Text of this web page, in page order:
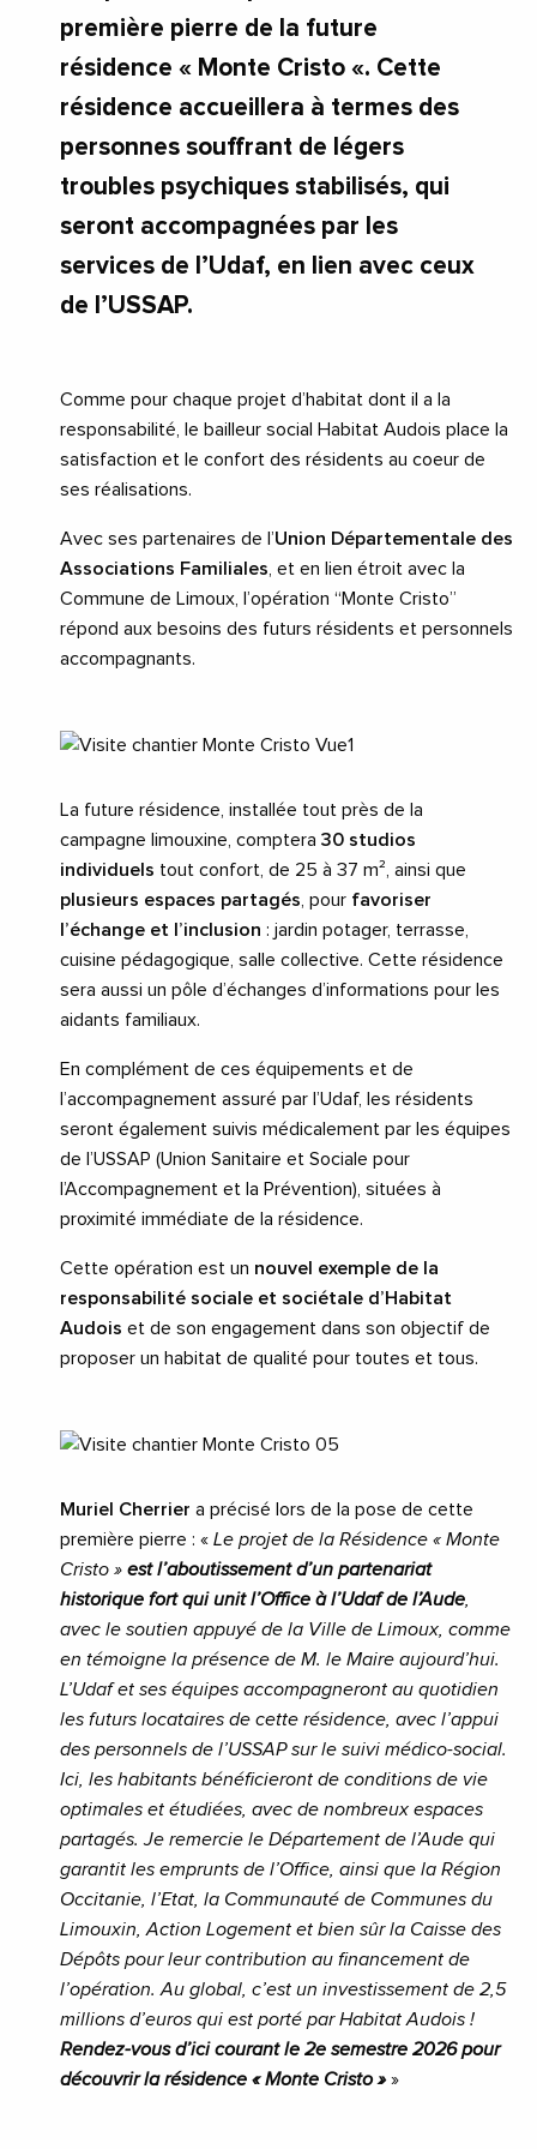
première pierre de la future
résidence « Monte Cristo «. Cette
résidence accueillera à termes des
personnes souffrant de légers
troubles psychiques stabilisés, qui
seront accompagnées par les
services de l’Udaf, en lien avec ceux
de l’USSAP.
Comme pour chaque projet d’habitat dont il a la
responsabilité, le bailleur social Habitat Audois place la
satisfaction et le confort des résidents au coeur de
ses réalisations.
Avec ses partenaires de l’Union Départementale des
Associations Familiales , et en lien étroit avec la
Commune de Limoux, l’opération “Monte Cristo”
répond aux besoins des futurs résidents et personnels
accompagnants.
La future résidence, installée tout près de la
campagne limouxine, comptera 30 studios
individuels tout confort, de 25 à 37 m², ainsi que
plusieurs espaces partagés , pour favoriser
l’échange et l’inclusion : jardin potager, terrasse,
cuisine pédagogique, salle collective. Cette résidence
sera aussi un pôle d’échanges d’informations pour les
aidants familiaux.
En complément de ces équipements et de
l’accompagnement assuré par l’Udaf, les résidents
seront également suivis médicalement par les équipes
de l’USSAP (Union Sanitaire et Sociale pour
l’Accompagnement et la Prévention), situées à
proximité immédiate de la résidence.
Cette opération est un nouvel exemple de la
responsabilité sociale et sociétale d’Habitat
Audois et de son engagement dans son objectif de
proposer un habitat de qualité pour toutes et tous.
Muriel Cherrier a précisé lors de la pose de cette
première pierre : « Le projet de la Résidence « Monte
Cristo » est l’aboutissement d’un partenariat
historique fort qui unit l’Office à l’Udaf de l’Aude
avec le soutien appuyé de la Ville de Limoux, comme
en témoigne la présence de M. le Maire aujourd’hui.
L’Udaf et ses équipes accompagneront au quotidien
les futurs locataires de cette résidence, avec l’appui
des personnels de l’USSAP sur le suivi médico-social.
Ici, les habitants bénéficieront de conditions de vie
optimales et étudiées, avec de nombreux espaces
partagés. Je remercie le Département de l’Aude qui
garantit les emprunts de l’Office, ainsi que la Région
Occitanie, l’Etat, la Communauté de Communes du
Limouxin, Action Logement et bien sûr la Caisse des
Dépôts pour leur contribution au financement de
l’opération. Au global, c’est un investissement de 2,5
millions d’euros qui est porté par Habitat Audois !
Rendez-vous d’ici courant le 2e semestre 2026 pour
découvrir la résidence « Monte Cristo »»